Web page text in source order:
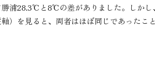
浦28.3℃と8℃の差がありました。しかし
）を見ると、両者はほぼ同じであったこ